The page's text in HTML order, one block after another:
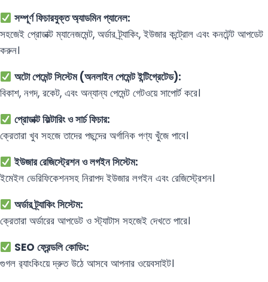
সম্পূর্ণ ফিচারযুক্ত অ্যাডমিন প্যানেল:
সহজেই প্রোডাক্ট ম্যানেজমেন্ট, অর্ডার ট্র্যাকিং, ইউজার কন্ট্রোল এবং কনটেন্ট আপডেট
করুন।
অটো পেমেন্ট সিস্টেম (অনলাইন পেমেন্ট ইন্টিগ্রেটেড):
বিকাশ, নগদ, রকেট, এবং অন্যান্য পেমেন্ট গেটওয়ে সাপোর্ট করে।
প্রোডাক্ট ফিল্টারিং ও সার্চ ফিচার:
ক্রেতারা খুব সহজে তাদের পছন্দের অর্গানিক পণ্য খুঁজে পাবে।
ইউজার রেজিস্ট্রেশন ও লগইন সিস্টেম:
ইমেইল ভেরিফিকেশনসহ নিরাপদ ইউজার লগইন এবং রেজিস্ট্রেশন।
অর্ডার ট্র্যাকিং সিস্টেম:
ক্রেতারা অর্ডারের আপডেট ও স্ট্যাটাস সহজেই দেখতে পারে।
SEO ফ্রেন্ডলি কোডিং:
গুগল র‍্যাংকিংয়ে দ্রুত উঠে আসবে আপনার ওয়েবসাইট।